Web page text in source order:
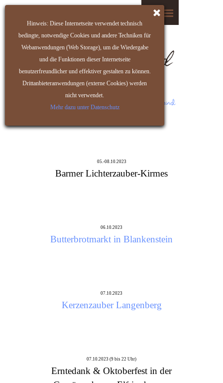
05.-08.10.2023
Barmer Lichterzauber-Kirmes
06.10.2023
Butterbrotmarkt in Blankenstein
07.10.2023
Kerzenzauber Langenberg
07.10.2023 (9 bis 22 Uhr)
Erntedank & Oktoberfest in der
Hinweis: Diese Internetseite verwendet technisch
bedingte, notwendige Cookies und andere Techniken für
Webanwendungen (Web Storage), um die Wiedergabe
und die Funktionen dieser Internetseite
benutzerfreundlicher und effektiver gestalten zu können.
Drittanbieteranwendungen (externe Cookies) werden
nicht verwendet.
Mehr dazu unter Datenschutz